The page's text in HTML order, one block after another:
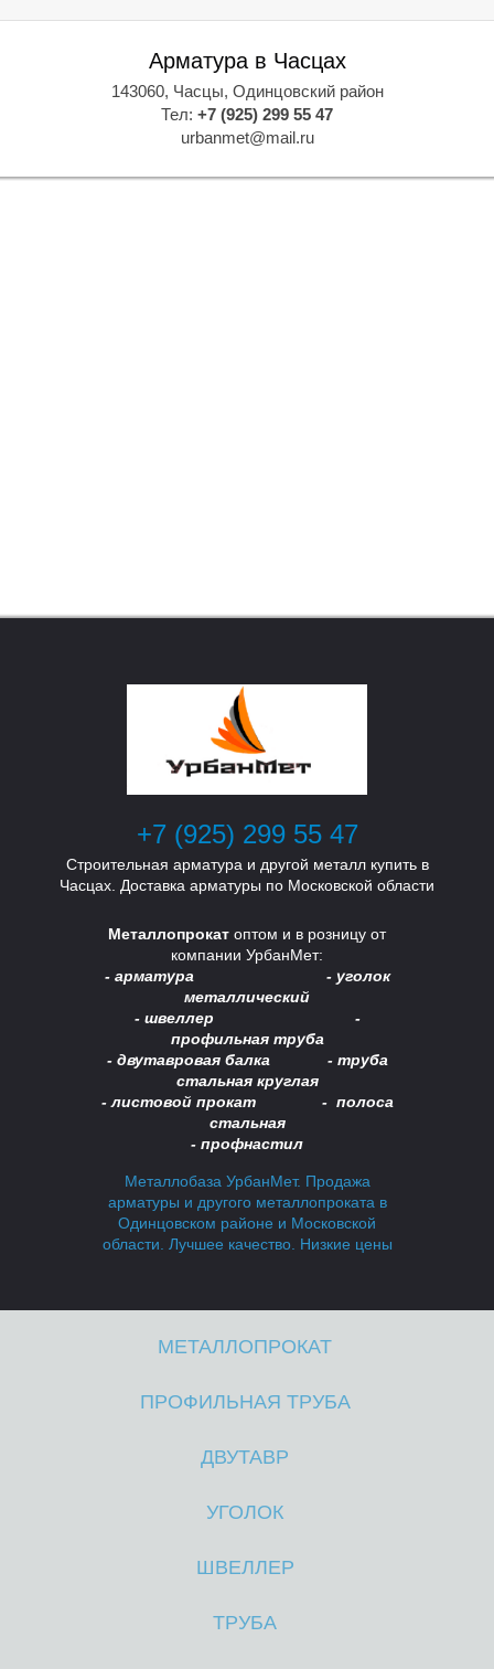
Т
У
Б
А
Арматура в Часцах
143060, Часцы, Одинцовский район
Тел: +7 (925) 299 55 47
urbanmet@mail.ru
+7 (925) 299 55 47
Строительная арматура и другой металл купить в
Часцах. Доставка арматуры по Московской области
Металлопрокат оптом и в розницу от
компании УрбанМет:
- арматура - уголок
металлический
- швеллер -
профильная труба
- двутавровая балка - труба
стальная круглая
- листовой прокат - полоса
стальная
- профнастил
Металлобаза УрбанМет. Продажа
арматуры и другого металлопроката в
Одинцовском районе и Московской
области. Лучшее качество. Низкие цены
МЕТАЛЛОПРОКАТ
ПРОФИЛЬНАЯ ТРУБА
ДВУТАВР
УГОЛОК
ШВЕЛЛЕР
ТРУБА
Т
У
Б
А